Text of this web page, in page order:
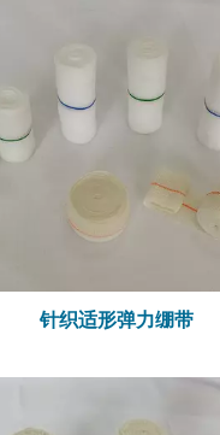
针织适形弹力绷带